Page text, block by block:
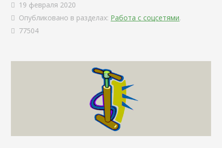
19 февраля 2020
Опубликовано в разделах: Работа с соцсетями.
77504